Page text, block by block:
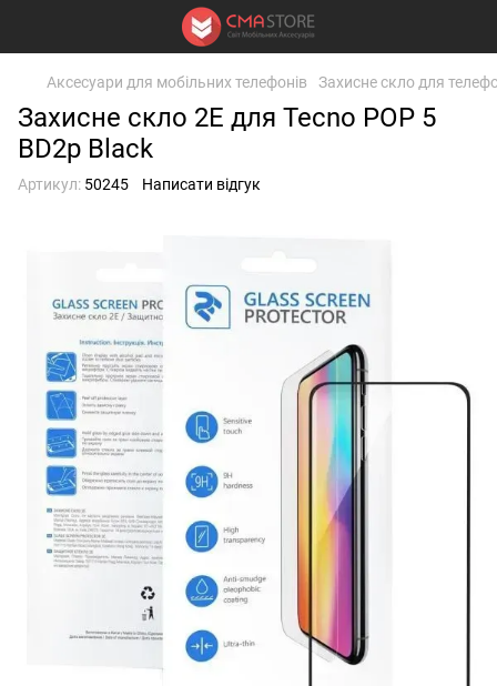
Аксесуари для мобільних телефонів Захисне скло для
Захисне скло 2E для Tecno POP 5
BD2p Black
Артикул: 50245 Написати відгук